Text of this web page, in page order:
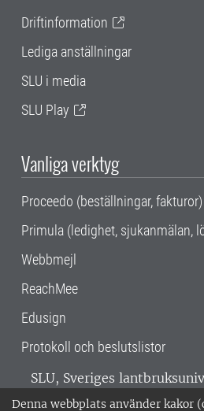
Denna webbplats använder kakor
Driftinformation
Lediga anställningar
SLU i media
SLU Play
Vanliga verktyg
Proceedo (beställningar, fakturor)
Primula (ledighet, sjukanmälan,
Webbmejl
ReachMee
Edusign
Protokoll och beslutslistor
SLU, Sveriges
verksamhet över hela